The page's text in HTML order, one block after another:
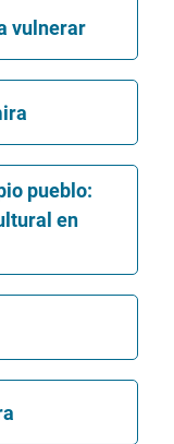
vulnerar
pueblo:
en